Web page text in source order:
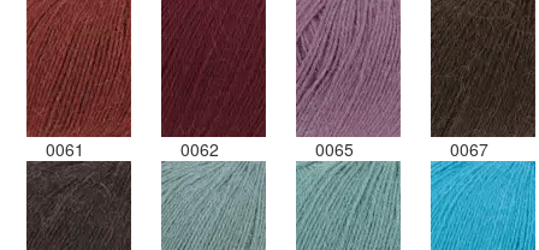
0061 0062 0065 0067